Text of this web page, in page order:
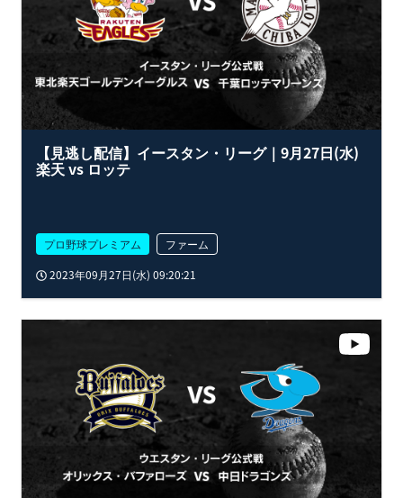
【見逃し配信】イースタン・リーグ｜9月27日(水)
楽天 vs ロッテ
プロ野球プレミアム
ファーム
2023年09月27日(水) 09:20:21